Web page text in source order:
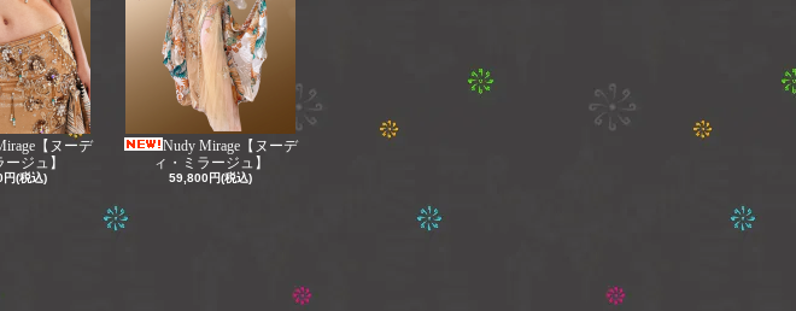
【ヌーデ
ジュ】
(税込)
Nudy Mirage【ヌーデ
ィ・ミラージュ】
59,800円(税込)